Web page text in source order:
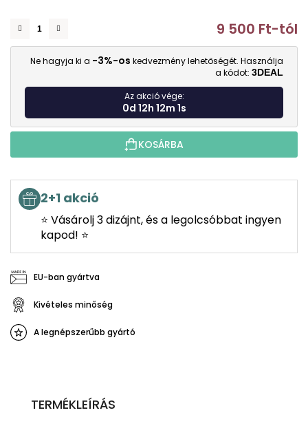
9 500 Ft-tól
Ne hagyja ki a -3%-os kedvezmény lehetőségét. Használja
a kódot: 3DEAL
Az akció vége:
0d 12h 12m 0s
KOSÁRBA
2+1 akció
⭐ Vásárolj 3 dizájnt, és a legolcsóbbat ingyen
kapod! ⭐
EU-ban gyártva
Kivételes minőség
A legnépszerűbb gyártó
TERMÉKLEÍRÁS